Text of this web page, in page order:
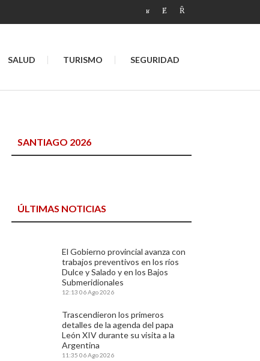
SALUD TURISMO SEGURIDAD
SANTIAGO 2026
ÚLTIMAS NOTICIAS
El Gobierno provincial avanza con
trabajos preventivos en los ríos
Dulce y Salado y en los Bajos
Submeridionales
12:13 06 Ago 2026
Trascendieron los primeros
detalles de la agenda del papa
León XIV durante su visita a la
Argentina
11:35 06 Ago 2026